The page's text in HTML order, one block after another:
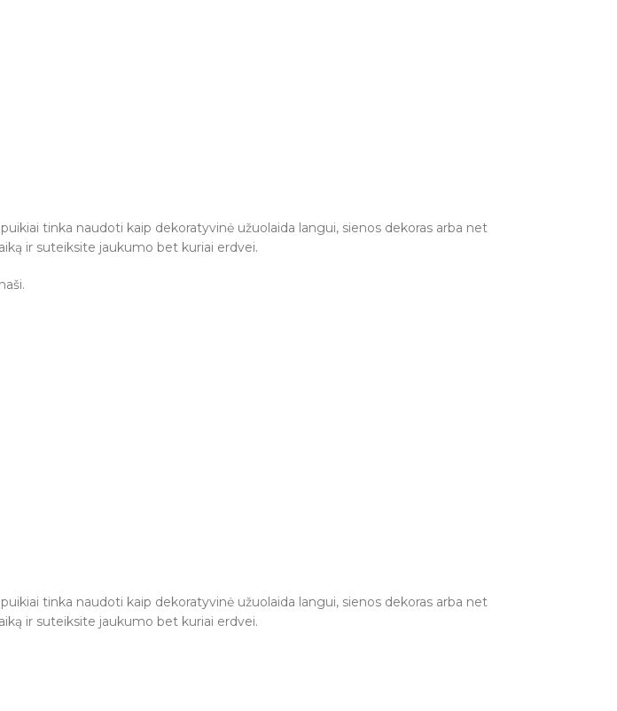
tinka naudoti kaip dekoratyvinė užuolaida langui, sienos dekoras arba net
ir suteiksite jaukumo bet kuriai erdvei.
tinka naudoti kaip dekoratyvinė užuolaida langui, sienos dekoras arba net
ir suteiksite jaukumo bet kuriai erdvei.